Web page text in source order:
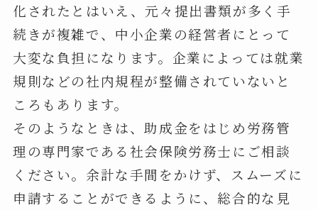
化されたとはいえ、元々提出書類が多く手
続きが複雑で、中小企業の経営者にとって
大変な負担になります。企業によっては就業
規則などの社内規程が整備されていないと
ころもあります。
そのようなときは、助成金をはじめ労務管
理の専門家である社会保険労務士にご相談
ください。余計な手間をかけず、スムーズに
申請することができるように、総合的な見